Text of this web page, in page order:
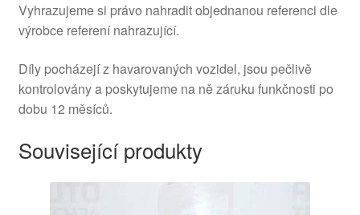
Vyhrazujeme si právo nahradit objednanou referenci dle
výrobce referení nahrazující.
Díly pocházejí z havarovaných vozidel, jsou pečlivě
kontrolovány a poskytujeme na ně záruku funkčnosti po
dobu 12 měsíců.
Související produkty